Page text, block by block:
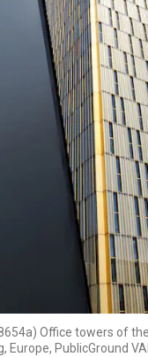
Office towers of
PublicGround